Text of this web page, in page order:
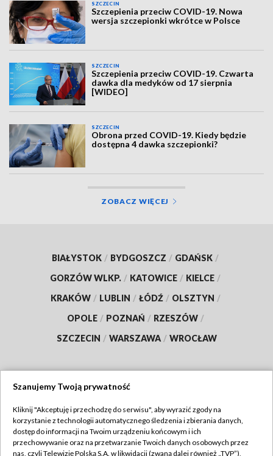
SZCZECIN
Szczepienia przeciw COVID-19. Nowa
wersja szczepionki wkrótce w Polsce
SZCZECIN
Szczepienia przeciw COVID-19. Czwarta
dawka dla medyków od 17 sierpnia
[WIDEO]
SZCZECIN
Obrona przed COVID-19. Kiedy będzie
dostępna 4 dawka szczepionki?
ZOBACZ WIĘCEJ
BIAŁYSTOK / BYDGOSZCZ / GDAŃSK /
GORZÓW WLKP. / KATOWICE / KIELCE /
KRAKÓW / LUBLIN / ŁÓDŹ / OLSZTYN /
OPOLE / POZNAŃ / RZESZÓW /
SZCZECIN / WARSZAWA / WROCŁAW
TVP
Abonament TVP
Regulamin TVP
Szanujemy Twoją prywatność
Kliknij "Akceptuję i przechodzę do serwisu", aby wyrazić zgody na
korzystanie z technologii automatycznego śledzenia i zbierania danych,
dostęp do informacji na Twoim urządzeniu końcowym i ich
przechowywanie oraz na przetwarzanie Twoich danych osobowych przez
nas, czyli Telewizję Polską S.A. w likwidacji (zwaną dalej również „TVP”),